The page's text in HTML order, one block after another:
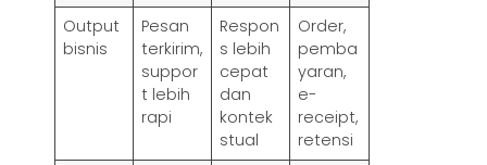
Output
bisnis
Pesan
terkirim,
suppor
t lebih
rapi
Respon
s lebih
cepat
dan
kontek
stual
Order,
pemba
yaran,
e-
receipt,
retensi